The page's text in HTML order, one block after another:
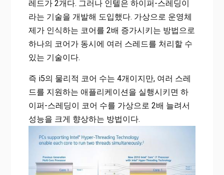
레드가 2개다. 그러나 인텔은 하이퍼-스레딩이
라는 기술을 개발해 도입했다. 가상으로 운영체
제가 인식하는 코어를 2배 증가시키는 방법으로
하나의 코어가 동시에 여러 스레드를 처리할 수
있는 기술이다.
즉 i5의 물리적 코어 수는 4개이지만, 여러 스레
드를 지원하는 애플리케이션을 실행시키면 하
이퍼-스레딩이 코어 수를 가상으로 2배 늘려서
성능을 크게 향상하는 방법이다.